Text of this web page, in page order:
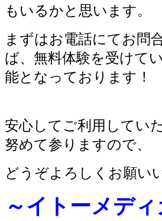
もいるかと思います。
まずはお電話にてお問
ば、無料体験を受けて
能となっております！
安心してご利用してい
努めて参りますので、
どうぞよろしくお願い
～イトーメデ